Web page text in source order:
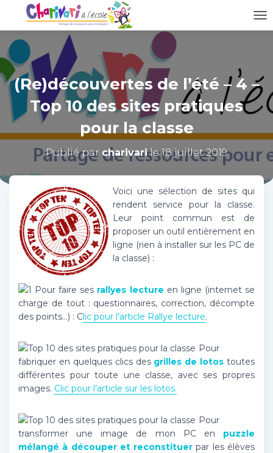
E
R
L
A
V
G
A
(Re)découvertes de l’été – 4 –
Top 10 des sites pratiques
pour la classe
Publié par charivarile18 juillet 2019
Voici une sélection de sites qui
rendent service pour la classe.
Leur point commun est de
proposer un outil entièrement en
ligne (rien à installer sur les PC de
la classe) :
Pour faire ses rallyes lecture en ligne (internet se
charge de tout : questionnaires, correction, décompte
des points…) : Clic pour l’article Rallye lecture.
Pour
fabriquer en quelques clics des grilles de lotos toutes
différentes pour toute une classe, avec ses propres
images. Clic pour l’article sur les lotos.
Pour
transformer une image de mon PC en puzzle
mélangé à découper et reconstituer par les élèves